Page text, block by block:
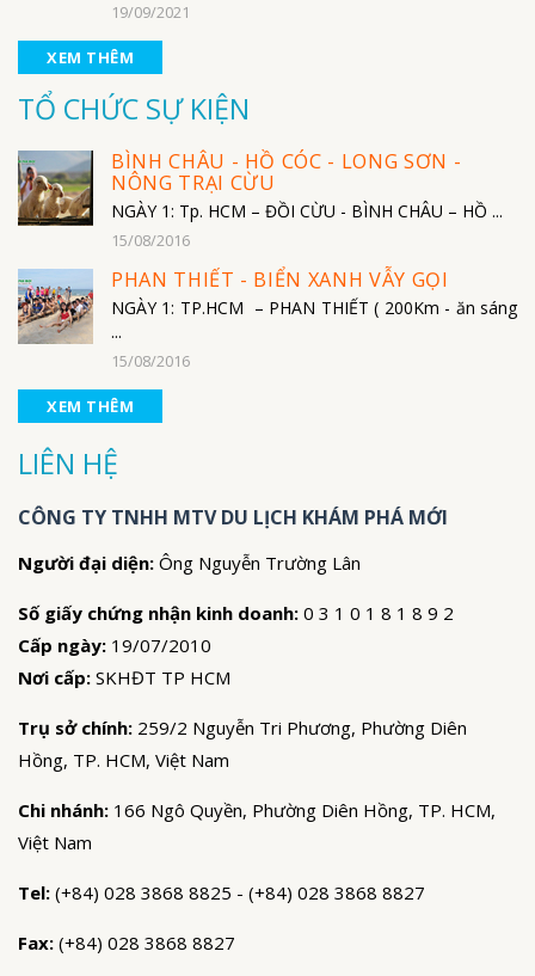
19/09/2021
XEM THÊM
TỔ CHỨC SỰ KIỆN
BÌNH CHÂU - HỒ CÓC - LONG SƠN -
NÔNG TRẠI CỪU
NGÀY 1: Tp. HCM – ĐỒI CỪU - BÌNH CHÂU – HỒ ...
15/08/2016
PHAN THIẾT - BIỂN XANH VẪY GỌI
NGÀY 1: TP.HCM – PHAN THIẾT ( 200Km - ăn sáng
...
15/08/2016
XEM THÊM
LIÊN HỆ
CÔNG TY TNHH MTV DU LỊCH KHÁM PHÁ MỚI
Người đại diện: Ông Nguyễn Trường Lân
Số giấy chứng nhận kinh doanh: 0 3 1 0 1 8 1 8 9 2
Cấp ngày: 19/07/2010
Nơi cấp: SKHĐT TP HCM
Trụ sở chính: 259/2 Nguyễn Tri Phương, Phường Diên
Hồng, TP. HCM, Việt Nam
Chi nhánh: 166 Ngô Quyền, Phường Diên Hồng, TP. HCM,
Việt Nam
Tel: (+84) 028 3868 8825 - (+84) 028 3868 8827
Fax: (+84) 028 3868 8827